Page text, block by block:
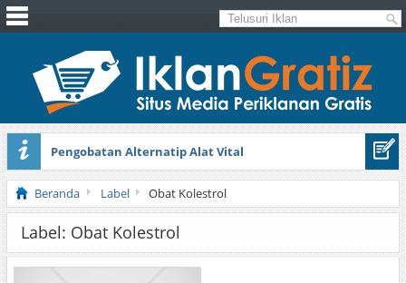
Pengobatan Alternatip Alat Vital
Pita Cantik Pesona
Beranda Label Obat Kolestrol
Label: Obat Kolestrol